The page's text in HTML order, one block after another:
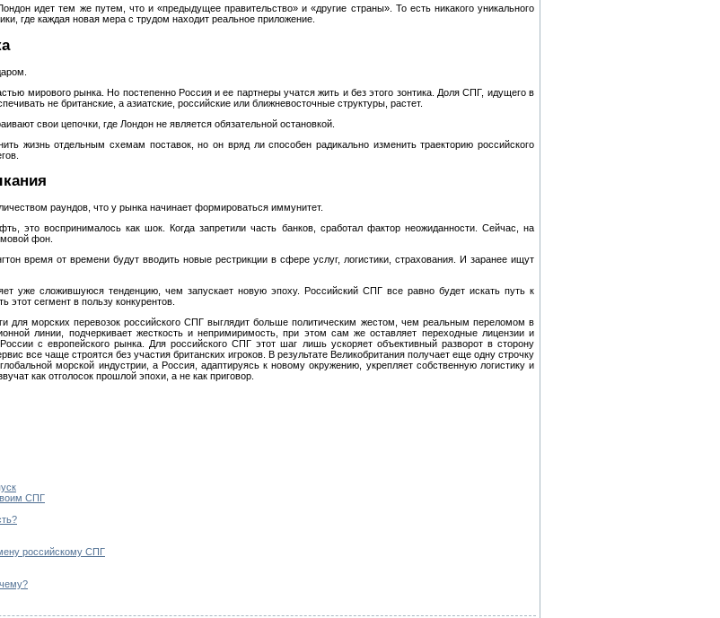
идет тем же путем, что и «предыдущее правительство» и «другие страны». То есть никакого уникального
где каждая новая мера с трудом находит реальное приложение.
мирового рынка. Но постепенно Россия и ее партнеры учатся жить и без этого зонтика. Доля СПГ, идущего в
не британские, а азиатские, российские или ближневосточные структуры, растет.
свои цепочки, где Лондон не является обязательной остановкой.
жизнь отдельным схемам поставок, но он вряд ли способен радикально изменить траекторию российского
раундов, что у рынка начинает формироваться иммунитет.
это воспринималось как шок. Когда запретили часть банков, сработал фактор неожиданности. Сейчас, на
фон.
время от времени будут вводить новые рестрикции в сфере услуг, логистики, страхования. И заранее ищут
уже сложившуюся тенденцию, чем запускает новую эпоху. Российский СПГ все равно будет искать путь к
этот сегмент в пользу конкурентов.
для морских перевозок российского СПГ выглядит больше политическим жестом, чем реальным переломом в
линии, подчеркивает жесткость и непримиримость, при этом сам же оставляет переходные лицензии и
с европейского рынка. Для российского СПГ этот шаг лишь ускоряет объективный разворот в сторону
все чаще строятся без участия британских игроков. В результате Великобритания получает еще одну строчку
морской индустрии, а Россия, адаптируясь к новому окружению, укрепляет собственную логистику и
как отголосок прошлой эпохи, а не как приговор.
СПГ
российскому СПГ